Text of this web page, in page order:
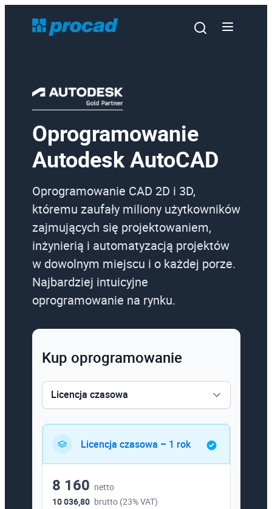
Oprogramowanie
Autodesk AutoCAD
Oprogramowanie CAD 2D i 3D,
któremu zaufały miliony użytkowników
zajmujących się projektowaniem,
inżynierią i automatyzacją projektów
w dowolnym miejscu i o każdej porze.
Najbardziej intuicyjne
oprogramowanie na rynku.
Kup oprogramowanie
Licencja czasowa
Licencja czasowa – 1 rok
8 160 netto
10 036,80 brutto (23% VAT)
Oprogramowanie
Szkolenia
Urządzenia i serwis
Promocje
Licencja czasowa